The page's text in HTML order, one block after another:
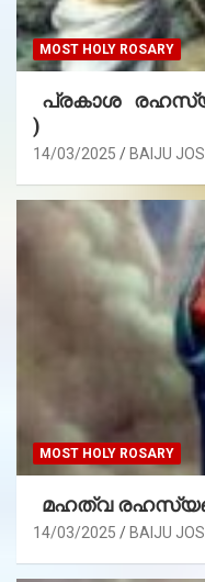
MOST HOLY ROSARY
പ്രകാശ
)
14/03/2025 BAIJU
MOST HOLY ROSARY
മഹത്വ
14/03/2025 BAIJU